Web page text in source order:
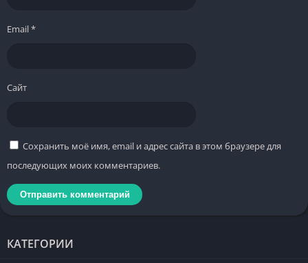
Email*
Сайт
Сохранить моё имя, email и адрес сайта в этом браузере для
последующих моих комментариев.
КАТЕГОРИИ